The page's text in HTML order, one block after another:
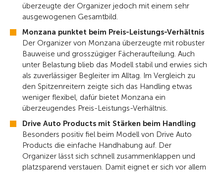
überzeugte der Organizer jedoch mit einem sehr
ausgewogenen Gesamtbild.
Monzana punktet beim Preis-Leistungs-Verhältnis
Der Organizer von Monzana überzeugte mit robuster
Bauweise und grosszügiger Fächeraufteilung. Auch
unter Belastung blieb das Modell stabil und erwies sich
als zuverlässiger Begleiter im Alltag. Im Vergleich zu
den Spitzenreitern zeigte sich das Handling etwas
weniger flexibel, dafür bietet Monzana ein
überzeugendes Preis-Leistungs-Verhältnis.
Drive Auto Products mit Stärken beim Handling
Besonders positiv fiel beim Modell von Drive Auto
Products die einfache Handhabung auf. Der
Organizer lässt sich schnell zusammenklappen und
platzsparend verstauen. Damit eignet er sich vor allem